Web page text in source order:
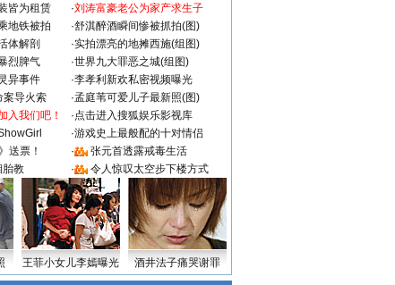
皆为租赁 ·刘涛富豪老公为家产求生子
地铁被拍 ·舒淇醉酒瞬间惨被抓拍(图)
体解剖 ·实拍漂亮的地摊西施(组图)
烈脾气 ·世界九大罪恶之城(组图)
异事件 ·李孝利新欢私密视频曝光
案导火索 ·孟庭苇可爱儿子最新照(图)
入我们吧！ ·点击进入搜狐娱乐影视库
·游戏史上最般配的十对情侣
送票！ ·
张元首透露戒毒生活
胎教 · 令人惊叹太空步下楼方式
王菲小女儿李嫣曝光 酒井法子痛哭谢罪